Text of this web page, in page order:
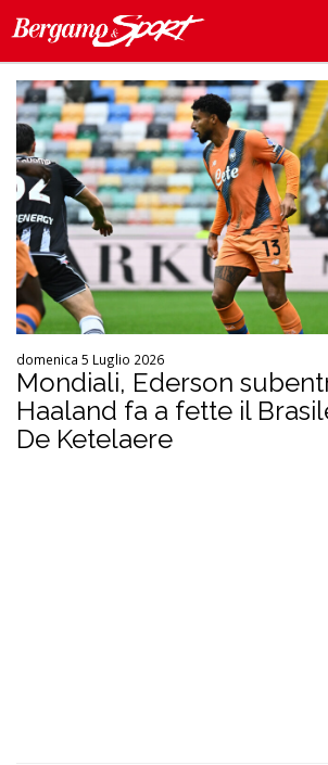
domenica 5 Luglio 2026
Mondiali, Ederson
Haaland fa a fette il
De Ketelaere